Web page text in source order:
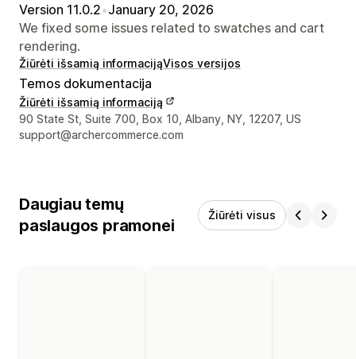
Version 11.0.2•January 20, 2026
We fixed some issues related to swatches and cart
rendering.
Žiūrėti išsamią informacijąVisos versijos
Temos dokumentacija
Žiūrėti išsamią informaciją
Kūrėjo kontaktiniai duomenys
90 State St, Suite 700, Box 10, Albany, NY, 12207, US
support@archercommerce.com
Daugiau temų
paslaugos pramonei
Žiūrėti visus